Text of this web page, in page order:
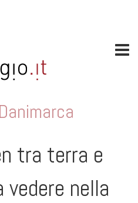
Danimarca
tra terra e
vedere nella